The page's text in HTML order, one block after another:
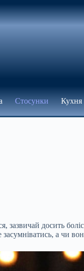
Стосунки Кухня
зазвичай досить
а чи